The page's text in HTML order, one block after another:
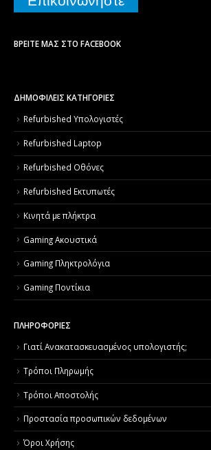
ΒΡΕΊΤΕ ΜΑΣ ΣΤΟ FACEBOOK
ΔΗΜΟΦΙΛΕΙΣ ΚΑΤΗΓΟΡΙΕΣ
Refurbished Υπολογιστές
Refurbished Laptop
Refurbished Οθόνες
Refurbished Εκτυπωτές
Κινητά με πλήκτρα
Gaming Ακουστικά
Gaming Πληκτρολόγια
Gaming Ποντίκια
ΠΛΗΡΟΦΟΡΙΕΣ
Γιατί Aνακατασκευασμένος υπολογιστής;
Τρόποι Πληρωμής
Τρόποι Αποστολής
Προστασία προσωπικών δεδομένων
Όροι Χρήσης